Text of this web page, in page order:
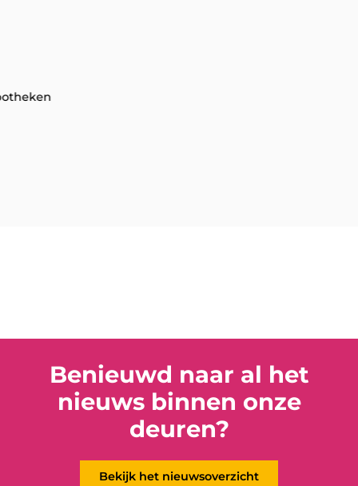
Benieuwd naar al het
nieuws binnen onze
deuren?
Bekijk het nieuwsoverzicht